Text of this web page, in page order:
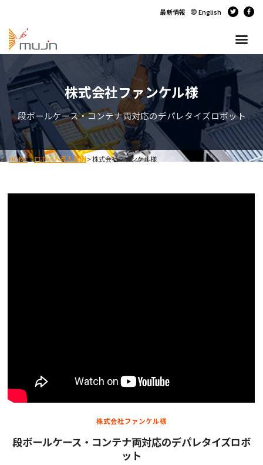
最新情報 English
株式会社ファンケル様
段ボールケース・コンテナ両対応のデパレタイズロボット
HOME>ロボット導入事例>株式会社ファンケル様
株式会社ファンケル様
段ボールケース・コンテナ両対応のデパレタイズロボ
ット